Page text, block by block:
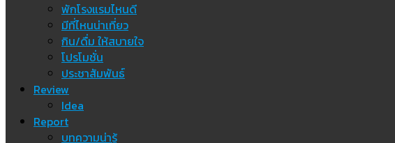
พักโรงแรมไหนดี
มีที่ไหนน่าเที่ยว
กิน/ดื่ม ให้สบายใจ
โปรโมชั่น
ประชาสัมพันธ์
Review
Idea
Report
บทความน่ารู้